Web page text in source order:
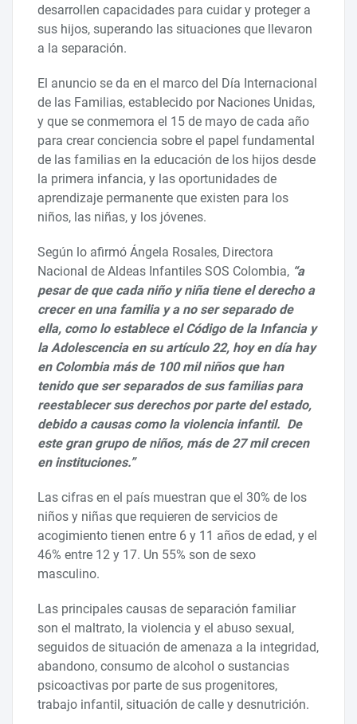
desarrollen capacidades para cuidar y proteger a
sus hijos, superando las situaciones que llevaron
a la separación.
El anuncio se da en el marco del Día Internacional
de las Familias, establecido por Naciones Unidas,
y que se conmemora el 15 de mayo de cada año
para crear conciencia sobre el papel fundamental
de las familias en la educación de los hijos desde
la primera infancia, y las oportunidades de
aprendizaje permanente que existen para los
niños, las niñas, y los jóvenes.
Según lo afirmó Ángela Rosales, Directora
Nacional de Aldeas Infantiles SOS Colombia, “a
pesar de que cada niño y niña tiene el derecho a
crecer en una familia y a no ser separado de
ella, como lo establece el Código de la Infancia y
la Adolescencia en su artículo 22, hoy en día hay
en Colombia más de 100 mil niños que han
tenido que ser separados de sus familias para
reestablecer sus derechos por parte del estado,
debido a causas como la violencia infantil. De
este gran grupo de niños, más de 27 mil crecen
en instituciones.”
Las cifras en el país muestran que el 30% de los
niños y niñas que requieren de servicios de
acogimiento tienen entre 6 y 11 años de edad, y el
46% entre 12 y 17. Un 55% son de sexo
masculino.
Las principales causas de separación familiar
son el maltrato, la violencia y el abuso sexual,
seguidos de situación de amenaza a la integridad,
abandono, consumo de alcohol o sustancias
psicoactivas por parte de sus progenitores,
trabajo infantil, situación de calle y desnutrición.